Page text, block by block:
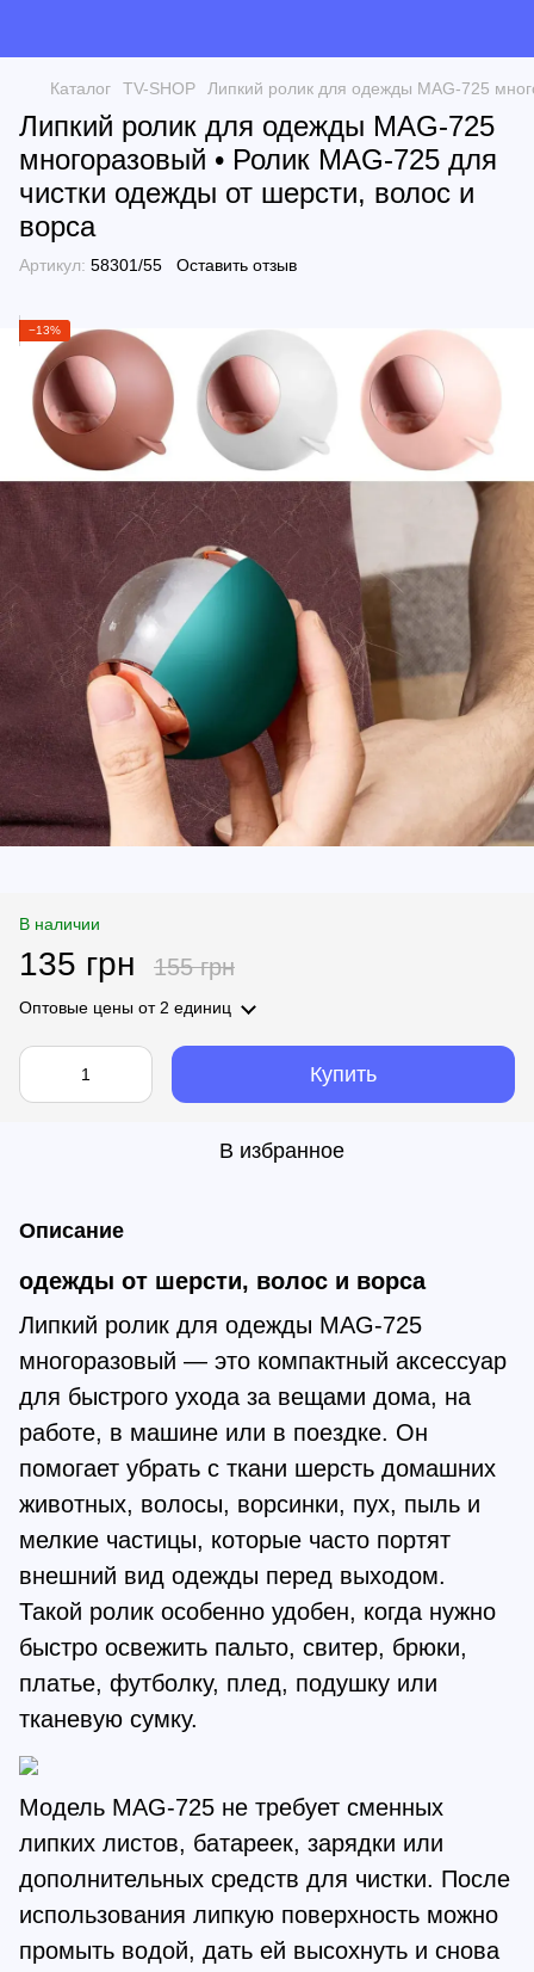
Каталог TV-SHOP Липкий ролик для одежды MAG-725
Липкий ролик для одежды MAG-725
многоразовый • Ролик MAG-725 для
чистки одежды от шерсти, волос и
ворса
Артикул: 58301/55 Оставить отзыв
−13%
В наличии
135 грн 155 грн
Оптовые цены от 2 единиц
Купить
В избранное
Описание
одежды от шерсти, волос и ворса
Липкий ролик для одежды MAG-725
многоразовый — это компактный аксессуар
для быстрого ухода за вещами дома, на
работе, в машине или в поездке. Он
помогает убрать с ткани шерсть домашних
животных, волосы, ворсинки, пух, пыль и
мелкие частицы, которые часто портят
внешний вид одежды перед выходом.
Такой ролик особенно удобен, когда нужно
быстро освежить пальто, свитер, брюки,
платье, футболку, плед, подушку или
тканевую сумку.
Модель MAG-725 не требует сменных
липких листов, батареек, зарядки или
дополнительных средств для чистки. После
использования липкую поверхность можно
промыть водой, дать ей высохнуть и снова